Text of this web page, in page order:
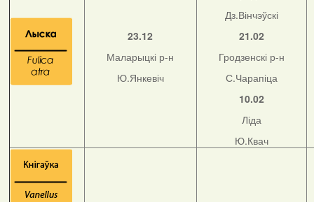
23.12
Маларыцкі р-н
Ю.Янкевіч
Дз.Вінчэўскі
21.02
Гродзенскі р-н
С.Чарапіца
10.02
Ліда
Ю.Квач